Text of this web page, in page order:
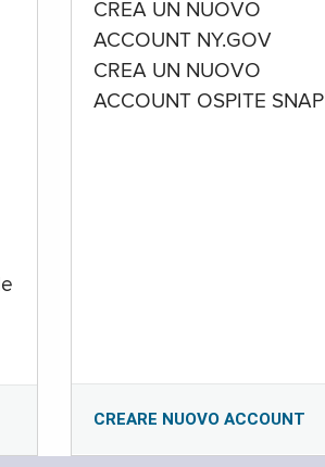
CREA UN NUOVO
ACCOUNT NY.GOV
CREA UN NUOVO
ACCOUNT OSPITE SNAP
CREARE NUOVO ACCOUNT